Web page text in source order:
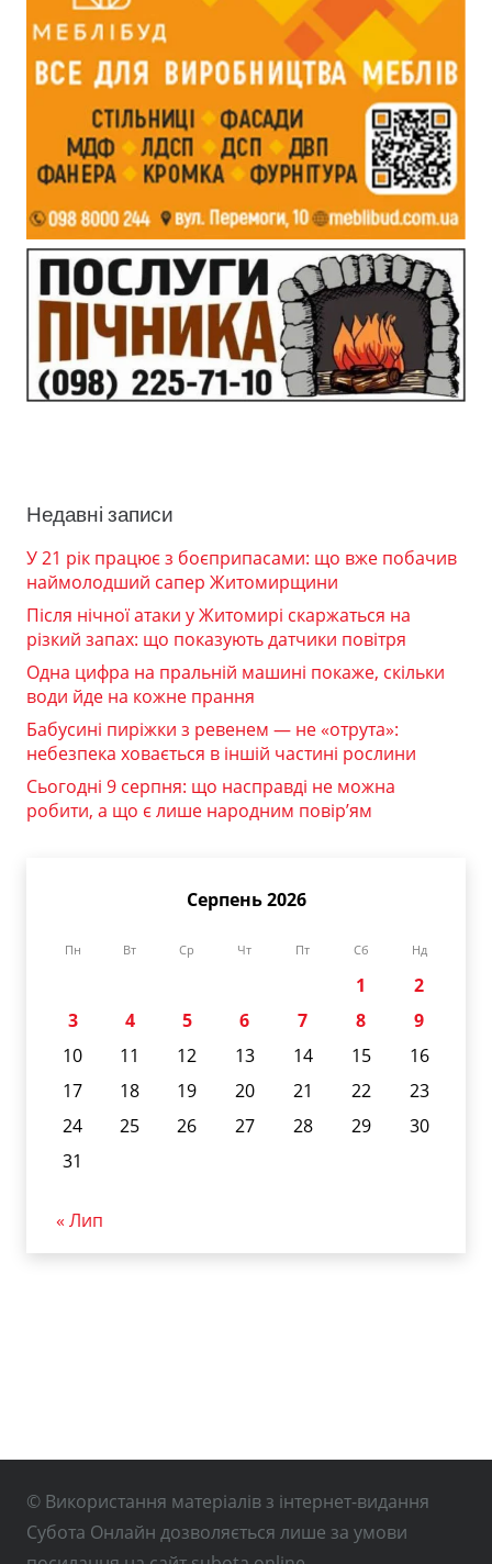
Недавні записи
У 21 рік працює з боєприпасами: що вже побачив
наймолодший сапер Житомирщини
Після нічної атаки у Житомирі скаржаться на
різкий запах: що показують датчики повітря
Одна цифра на пральній машині покаже, скільки
води йде на кожне прання
Бабусині пиріжки з ревенем — не «отрута»:
небезпека ховається в іншій частині рослини
Сьогодні 9 серпня: що насправді не можна
робити, а що є лише народним повір’ям
Серпень 2026
Пн Вт Ср Чт Пт Сб Нд
1
2
3
4 5 6 7 8
9
10
11 12 13 14 15
16
17
18 19 20 21 22
23
24
25 26 27 28 29
30
31
« Лип
© Використання матеріалів з інтернет-видання
Субота Онлайн дозволяється лише за умови